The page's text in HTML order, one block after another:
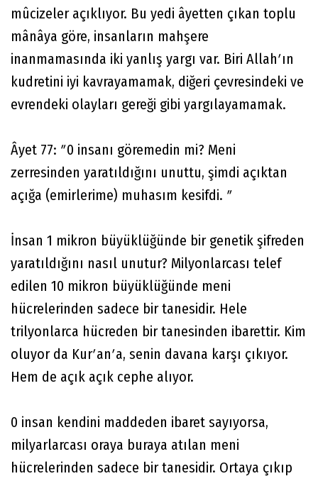
mûcizeler açıklıyor. Bu yedi âyetten çıkan toplu
mânâya göre, insanların mahşere
inanmamasında iki yanlış yargı var. Biri Allahʹın
kudretini iyi kavrayamamak, diğeri çevresindeki ve
evrendeki olayları gereği gibi yargılayamamak.
Âyet 77: ʺ0 insanı göremedin mi? Meni
zerresinden yaratıldığını unuttu, şimdi açıktan
açığa (emirlerime) muhasım kesifdi. ʺ
İnsan 1 mikron büyüklüğünde bir genetik şifreden
yaratıldığını nasıl unutur? Milyonlarcası telef
edilen 10 mikron büyüklüğünde meni
hücrelerinden sadece bir tanesidir. Hele
trilyonlarca hücreden bir tanesinden ibarettir. Kim
oluyor da Kurʹanʹa, senin davana karşı çıkıyor.
Hem de açık açık cephe alıyor.
0 insan kendini maddeden ibaret sayıyorsa,
milyarlarcası oraya buraya atılan meni
hücrelerinden sadece bir tanesidir. Ortaya çıkıp